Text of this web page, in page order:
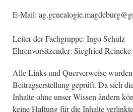
E-Mail: ag.genealogie.magdeburg@
Leiter der Fachgruppe: Ingo Schulz
Ehrenvorsitzender: Siegfried Reincke
Alle Links und Querverweise
Beitragserstellung geprüft. Da sich
Inhalte ohne unser Wissen ändern
keine Haftung für die Inhalte